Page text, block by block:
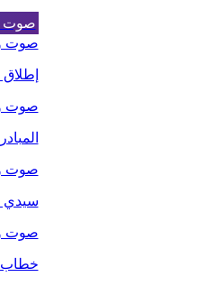
صوت
صوت
صوت
صوت
سيدي
صوت
خطاب